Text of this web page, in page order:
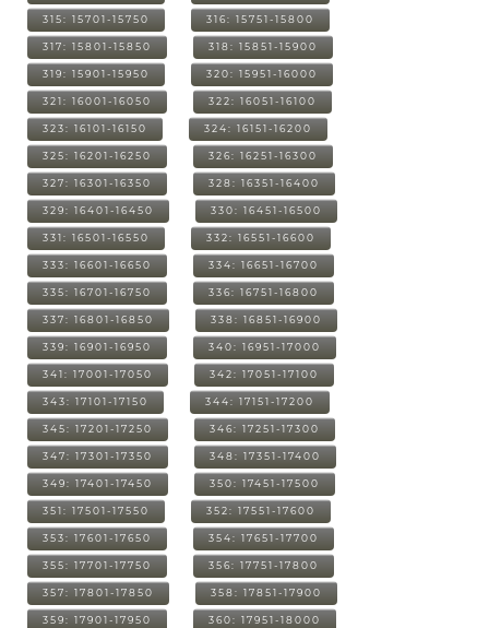
315: 15701-15750 316: 15751-15800
317: 15801-15850 318: 15851-15900
319: 15901-15950 320: 15951-16000
321: 16001-16050 322: 16051-16100
323: 16101-16150 324: 16151-16200
325: 16201-16250 326: 16251-16300
327: 16301-16350 328: 16351-16400
329: 16401-16450 330: 16451-16500
331: 16501-16550 332: 16551-16600
333: 16601-16650 334: 16651-16700
335: 16701-16750 336: 16751-16800
337: 16801-16850 338: 16851-16900
339: 16901-16950 340: 16951-17000
341: 17001-17050 342: 17051-17100
343: 17101-17150 344: 17151-17200
345: 17201-17250 346: 17251-17300
347: 17301-17350 348: 17351-17400
349: 17401-17450 350: 17451-17500
351: 17501-17550 352: 17551-17600
353: 17601-17650 354: 17651-17700
355: 17701-17750 356: 17751-17800
357: 17801-17850 358: 17851-17900
359: 17901-17950 360: 17951-18000